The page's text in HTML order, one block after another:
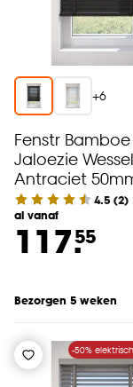
+6
Fenstr Bamboe
Jaloezie Wessel
Antraciet
4.5 (2)
al vanaf
117.55
Bezorgen 5 weken
-50%